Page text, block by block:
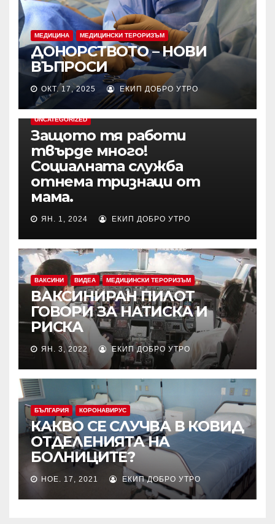
МЕДИЦИНА МЕДИЦИНСКИ ТЕРОРИЗЪМ
ДОНОРСТВОТО – НОВИ
ВЪПРОСИ
ОКТ. 17, 2025 ЕКИП ДОБРО УТРО
UNCATEGORIZED
Защото тя работи
твърде много!
Социалната служба
отнема тризнаци от
мама.
ЯН. 1, 2024 ЕКИП ДОБРО УТРО
ВАКСИНИ ВИДЕА МЕДИЦИНСКИ ТЕРОРИЗЪМ
ВАКСИНИРАН ПИЛОТ
ГОВОРИ ЗА НАТИСКА И
РИСКА
ЯН. 3, 2022 ЕКИП ДОБРО УТРО
БЪЛГАРИЯ КОРОНАВИРУС
КАКВО СЕ СЛУЧВА В КОВИД
ОТДЕЛЕНИЯТА НА
БОЛНИЦИТЕ?
НОЕ. 17, 2021 ЕКИП ДОБРО УТРО